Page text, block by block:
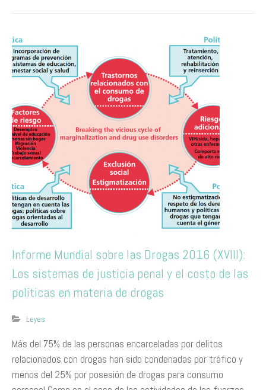
Informe Mundial sobre las Drogas 2016 (XVIII):
Los sistemas de justicia penal y el costo de las
políticas en materia de drogas
Leyes
Más del 75% de las personas encarceladas por delitos
relacionados con drogas han sido condenadas por tráfico y
menos del 25% por posesión de drogas para consumo